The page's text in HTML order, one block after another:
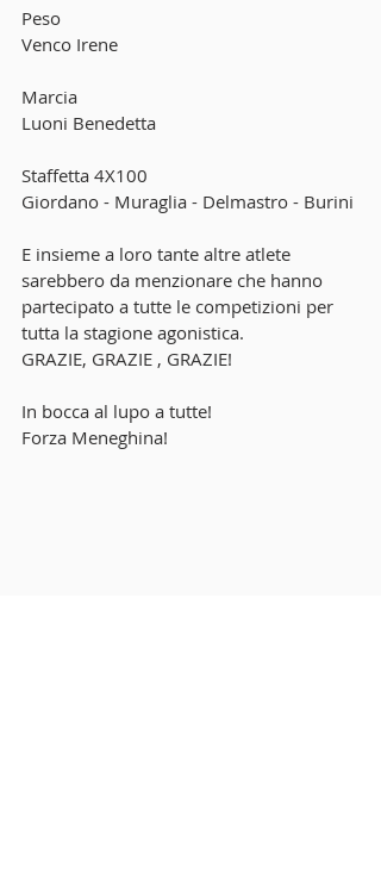
Peso
Venco Irene
Marcia
Luoni Benedetta
Staffetta 4X100
Giordano - Muraglia - Delmastro - Burini
E insieme a loro tante altre atlete
sarebbero da menzionare che hanno
partecipato a tutte le competizioni per
tutta la stagione agonistica.
GRAZIE, GRAZIE , GRAZIE!
In bocca al lupo a tutte!
Forza Meneghina!